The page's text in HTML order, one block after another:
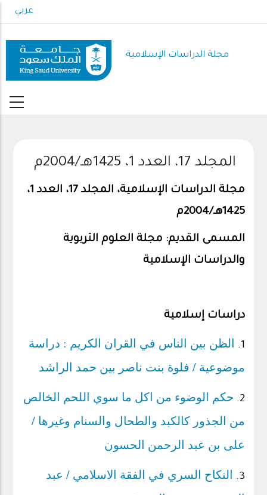
to
content
عربي
مجلة الدراسات الإسلامية
المجلد 17، العدد 1، 1425هـ/2004م
مجلة الدراسات الإسلامية، المجلد 17، العدد 1،
1425هـ/2004م
المسمى القديم: مجلة العلوم التربوية
والدراسات الإسلامية
دراسات إسلامية
1. الظن بين الناس في القران الكريم : دراسة
موضوعية / فلوة بنت ناصر بين حمد الراشد
2. حكم الوضوء من اكل ما سوي اللحم الخالص
من الجذور كالكبد والطحال والسنام وغيرها /
على بن عبد الرحمن الحسون
3.
النكاح السري في الفقة الاسلامي / عبد